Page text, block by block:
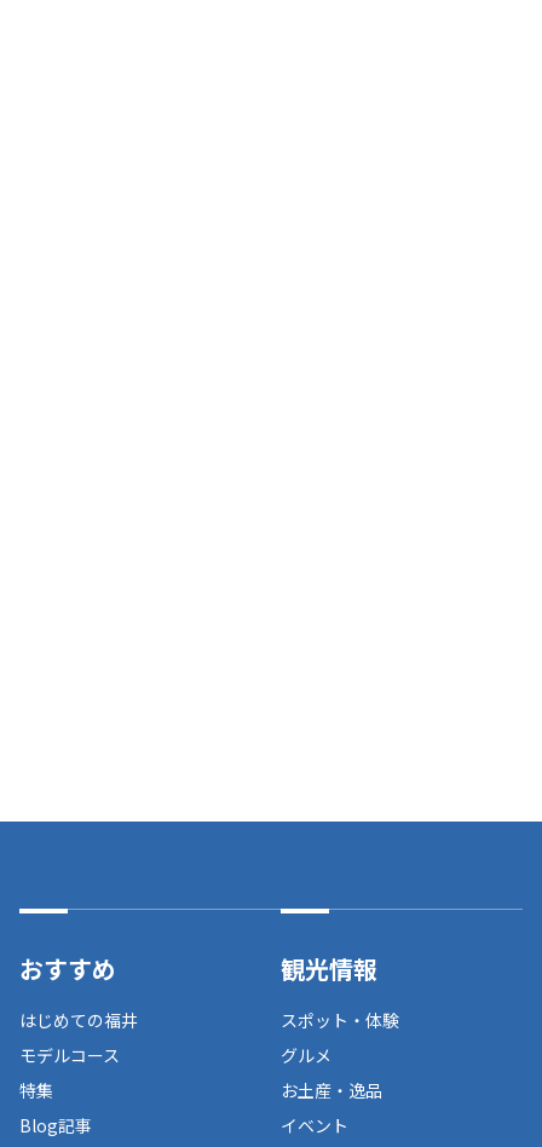
おすすめ
はじめての福井
モデルコース
特集
Blog記事
観光情報
スポット・体験
グルメ
お土産・逸品
イベント